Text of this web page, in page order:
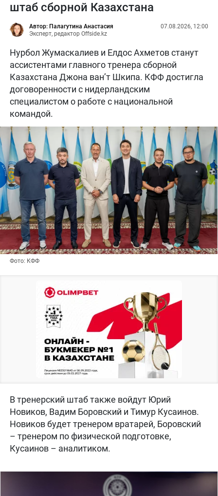
штаб сборной Казахстана
Автор: Палагутина Анастасия
Эксперт, редактор Offside.kz
07.08.2026, 12:00
Нурбол Жумаскалиев и Елдос Ахметов станут
ассистентами главного тренера сборной
Казахстана Джона ван’т Шкипа. КФФ достигла
договоренности с нидерландским
специалистом о работе с национальной
командой.
Фото: КФФ
В тренерский штаб также войдут Юрий
Новиков, Вадим Боровский и Тимур Кусаинов.
Новиков будет тренером вратарей, Боровский
– тренером по физической подготовке,
Кусаинов – аналитиком.